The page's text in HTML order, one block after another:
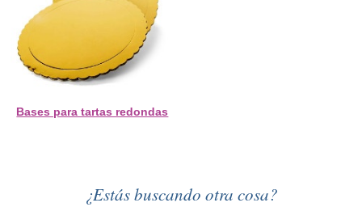
Bases para tartas redondas
¿Estás buscando otra cosa?